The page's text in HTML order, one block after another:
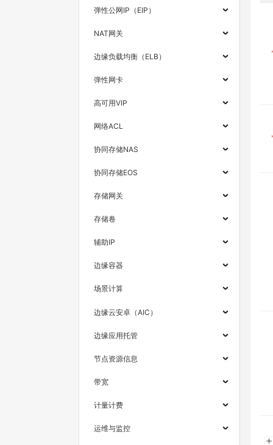
弹性公网IP（EIP）
NAT网关
边缘负载均衡（ELB）
弹性网卡
高可用VIP
网络ACL
协同存储NAS
协同存储EOS
存储网关
存储卷
辅助IP
边缘容器
场景计算
边缘云安卓（AIC）
边缘应用托管
节点资源信息
带宽
计量计费
运维与监控